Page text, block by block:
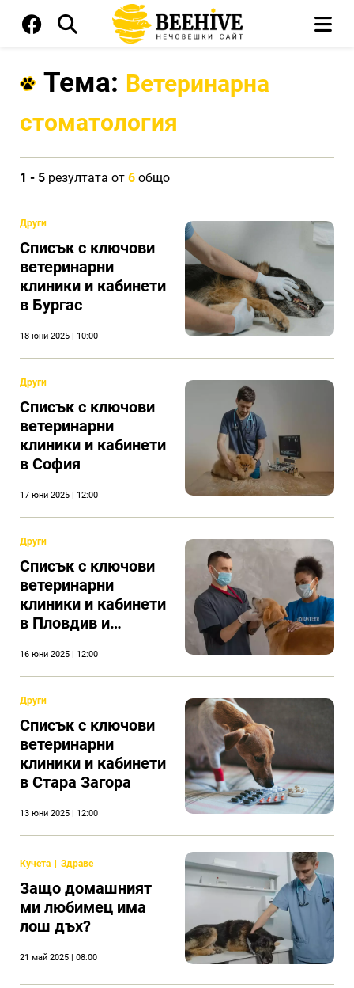
Тема: Ветеринарна
стоматология
1 - 5 резултата от 6 общо
Други
Списък с ключови
ветеринарни
клиники и кабинети
в Бургас
18 юни 2025 | 10:00
Други
Списък с ключови
ветеринарни
клиники и кабинети
в София
17 юни 2025 | 12:00
Други
Списък с ключови
ветеринарни
клиники и кабинети
в Пловдив и
16 юни 2025 | 12:00
Други
Списък с ключови
ветеринарни
клиники и кабинети
в Стара Загора
13 юни 2025 | 12:00
Кучета Здраве
Защо домашният
ми любимец има
лош дъх?
21 май 2025 | 08:00